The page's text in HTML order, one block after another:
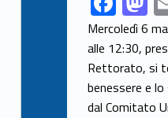
ac
e
b
o
d
o
Mercoledì 6
alle 12:30,
Rettorato, si
benessere e
dal Comitato